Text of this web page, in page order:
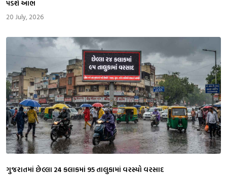
પડશે આભ
20 July, 2026
ગુજરાતમાં છેલ્લા 24 કલાકમાં 95 તાલુકામાં વરસ્યો વરસાદ